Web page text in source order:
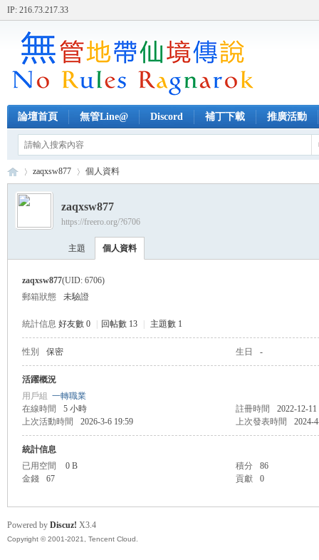
IP: 216.73.217.33
論壇首頁 無管Line@ Discord 補丁下載 推廣活動
›
zaqxsw877 個人資料
zaqxsw877
https://freero.org/?6706
主題 個人資料
zaqxsw877(UID: 6706)
郵箱狀態
未驗證
統計信息 好友數 0 回帖數 13 主題數 1
性別 保密 生日 -
活躍概況
用戶組 一轉職業
在線時間
5 小時 註冊時間
2022-12-11
上次活動時間
2026-3-6 19:59 上次發表時間 2024-
統計信息
已用空間
0 B 積分
86
金錢
67 貢獻 0
Powered by Discuz! X3.4
Copyright © 2001-2021, Tencent Cloud.